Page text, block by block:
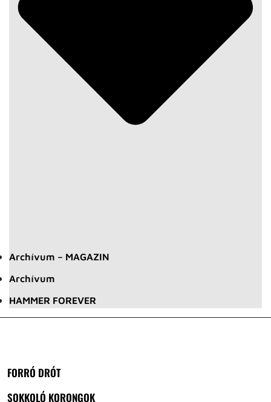
Archívum – MAGAZIN
Archívum
HAMMER FOREVER
FORRÓ DRÓT
SOKKOLÓ KORONGOK